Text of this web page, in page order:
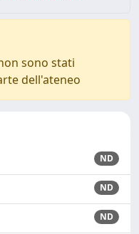
sono stati
dell'ateneo
ND
ND
ND